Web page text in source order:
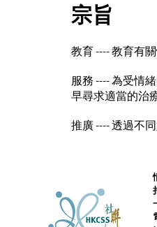
宗旨
教育 ---- 教育有
服務 ---- 為受情
早尋求適當的治
推廣 ---- 透過不